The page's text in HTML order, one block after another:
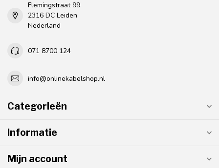
Flemingstraat 99
2316 DC Leiden
Nederland
071 8700 124
info@onlinekabelshop.nl
Categorieën
Informatie
Mijn account